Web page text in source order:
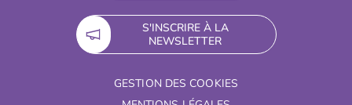
S'INSCRIRE À LA
NEWSLETTER
GESTION DES COOKIES